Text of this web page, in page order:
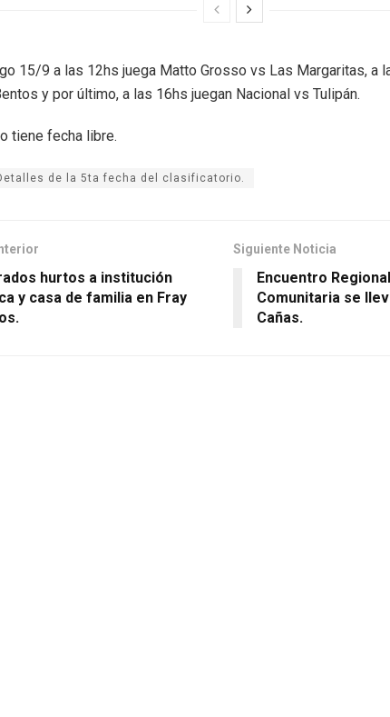
15/9 a las 12hs juega Matto Grosso vs Las Margaritas, a
y por último, a las 16hs juegan Nacional vs Tulipán.
tiene fecha libre.
de la 5ta fecha del clasificatorio.
hurtos a institución
y casa de familia en Fray
Siguiente Noticia
Encuentro
Comunitaria se
Cañas.